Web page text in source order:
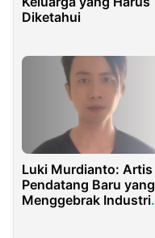
Diketahui
Luki Murdianto: Artis
Pendatang Baru yang
Menggebrak Industri